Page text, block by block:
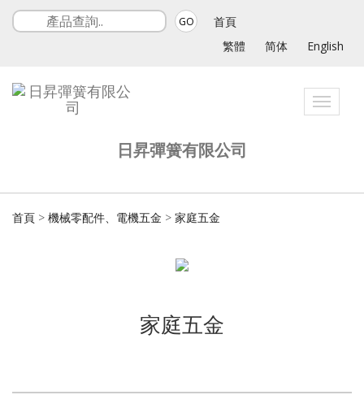
GO
首頁
繁體
简体 English
Toggle
日昇彈簧有限公司
首頁 > 機械零配件、電機五金 > 家庭五金
家庭五金